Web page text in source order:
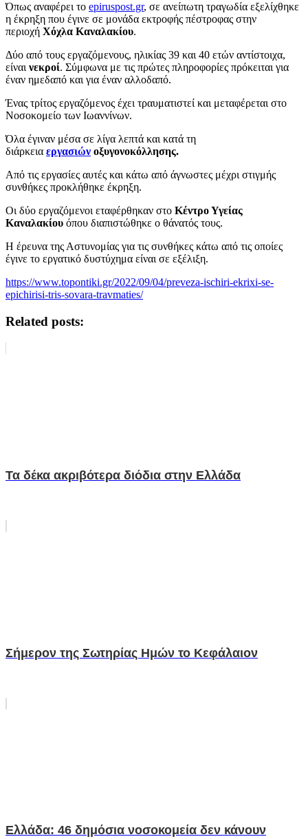
Όπως αναφέρει το epiruspost.gr, σε ανείπωτη τραγωδία εξελίχθηκε
η έκρηξη που έγινε σε μονάδα εκτροφής πέστροφας στην
περιοχή Χόχλα Καναλακίου.
Δύο από τους εργαζόμενους, ηλικίας 39 και 40 ετών αντίστοιχα,
είναι νεκροί. Σύμφωνα με τις πρώτες πληροφορίες πρόκειται για
έναν ημεδαπό και για έναν αλλοδαπό.
Ένας τρίτος εργαζόμενος έχει τραυματιστεί και μεταφέρεται στο
Nοσοκομείο των Ιωαννίνων.
Όλα έγιναν μέσα σε λίγα λεπτά και κατά τη
διάρκεια εργασιών οξυγονοκόλλησης.
Από τις εργασίες αυτές και κάτω από άγνωστες μέχρι στιγμής
συνθήκες προκλήθηκε έκρηξη.
Οι δύο εργαζόμενοι εταφέρθηκαν στο Κέντρο Υγείας
Καναλακίου όπου διαπιστώθηκε ο θάνατός τους.
Η έρευνα της Αστυνομίας για τις συνθήκες κάτω από τις οποίες
έγινε το εργατικό δυστύχημα είναι σε εξέλιξη.
https://www.topontiki.gr/2022/09/04/preveza-ischiri-ekrixi-se-
epichirisi-tris-sovara-travmaties/
Related posts:
Τα δέκα ακριβότερα διόδια στην Ελλάδα
Σήμερον της Σωτηρίας Ημών το Κεφάλαιον
Ελλάδα: 46 δημόσια νοσοκομεία δεν κάνουν